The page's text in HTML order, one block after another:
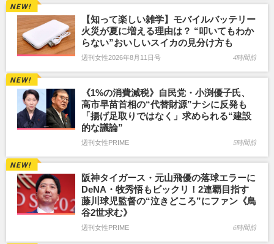
【知って楽しい雑学】モバイルバッテリー
火災が夏に増える理由は？ “叩いてもわか
らない”おいしいスイカの見分け方も
週刊女性2026年8月11日号 4時間前
《1%の消費減税》自民党・小渕優子氏、
高市早苗首相の“代替財源”ナシに反発も
「揚げ足取りではなく」求められる“建設
的な議論”
週刊女性PRIME 5時間前
阪神タイガース・元山飛優の落球エラーに
DeNA・牧秀悟もビックリ！2連覇目指す
藤川球児監督の“泣きどころ”にファン《鳥
谷2世求む》
週刊女性PRIME 6時間前